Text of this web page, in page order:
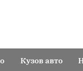
Кузов авто